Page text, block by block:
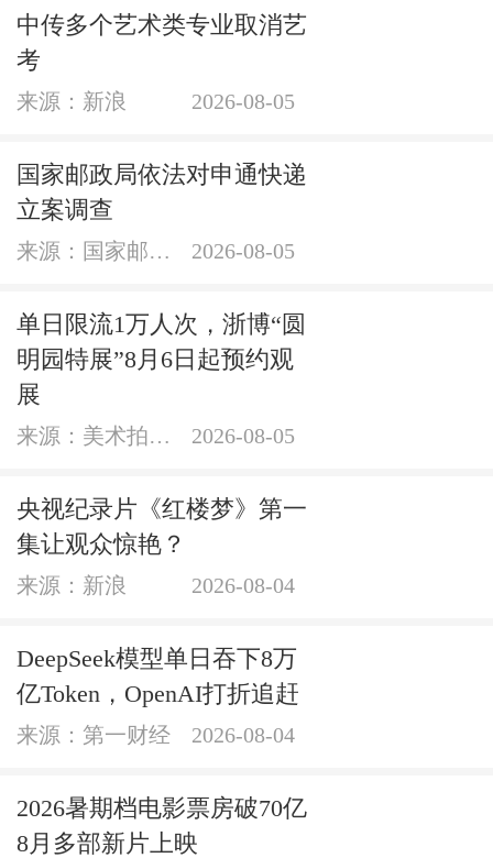
中传多个艺术类专业取消艺
考
来源：新浪 2026-08-05
国家邮政局依法对申通快递
立案调查
来源：国家邮政局网站 2026-08-05
单日限流1万人次，浙博“圆
明园特展”8月6日起预约观
展
来源：美术拍卖网 2026-08-05
央视纪录片《红楼梦》第一
集让观众惊艳？
来源：新浪 2026-08-04
DeepSeek模型单日吞下8万
亿Token，OpenAI打折追赶
来源：第一财经 2026-08-04
2026暑期档电影票房破70亿
8月多部新片上映